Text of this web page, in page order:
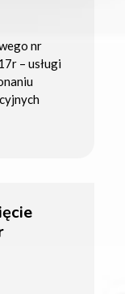
nr
– usługi